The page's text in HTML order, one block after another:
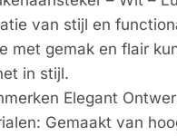
van stijl en
met gemak en flair
in stijl.
Elegant
Gemaakt van